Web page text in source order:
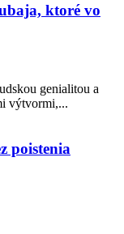
ktoré vo
genialitou a
výtvormi,...
poistenia